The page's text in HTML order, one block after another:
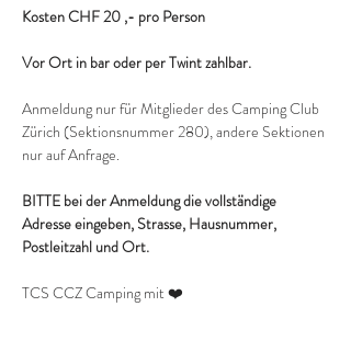
Kosten CHF 20 ,- pro Person
Vor Ort in bar oder per Twint zahlbar.
Anmeldung nur für Mitglieder des Camping Club
Zürich (Sektionsnummer 280), andere Sektionen
nur auf Anfrage.
BITTE bei der Anmeldung die vollständige
Adresse eingeben, Strasse, Hausnummer,
Postleitzahl und Ort.
TCS CCZ Camping mit ❤️